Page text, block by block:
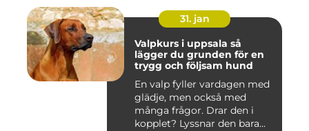
31. jan
Valpkurs i uppsala så
lägger du grunden för en
trygg och följsam hund
En valp fyller vardagen med
glädje, men också med
många frågor. Drar den i
kopplet? Lyssnar den bara...